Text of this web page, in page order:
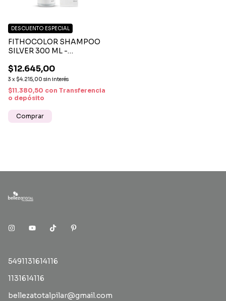
FITHOCOLOR SHAMPOO
SILVER 300 ML -
PARA CABELLOS RUBIOS Y
GRISES
$12.645,00
3 x $4.215,00 sin interés
DESCUENTO ESPECIAL
$11.380,50 con Transferencia
o depósito
5491131614116
1131614116
bellezatotalpilar@gmail.com